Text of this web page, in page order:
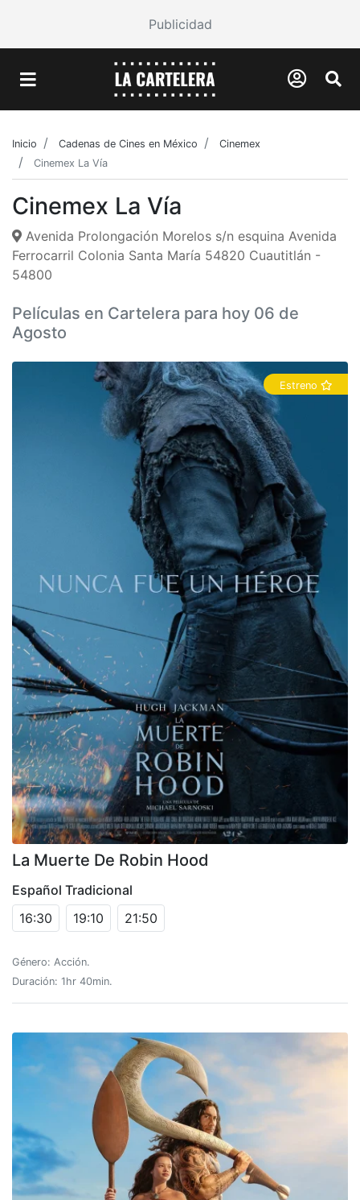
Publicidad
Inicio Cadenas de Cines en México
Cinemex
Cinemex La Vía
Cinemex La Vía
Avenida Prolongación Morelos s/n esquina Avenida
Ferrocarril Colonia Santa María 54820 Cuautitlán -
54800
Películas en Cartelera para hoy 06 de
Agosto
Estreno
La Muerte De Robin Hood
Español Tradicional
16:30
19:10 21:50
Género: Acción.
Duración: 1hr 40min.